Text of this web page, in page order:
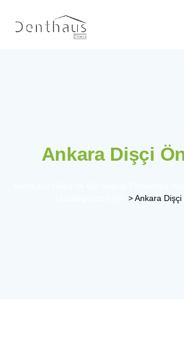
Ankara Dişçi
>Ankara Dişçi